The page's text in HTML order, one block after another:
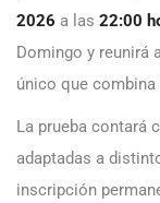
2026 a las 22:00
Domingo y reunirá
único que
La prueba contará
adaptadas a
inscripción